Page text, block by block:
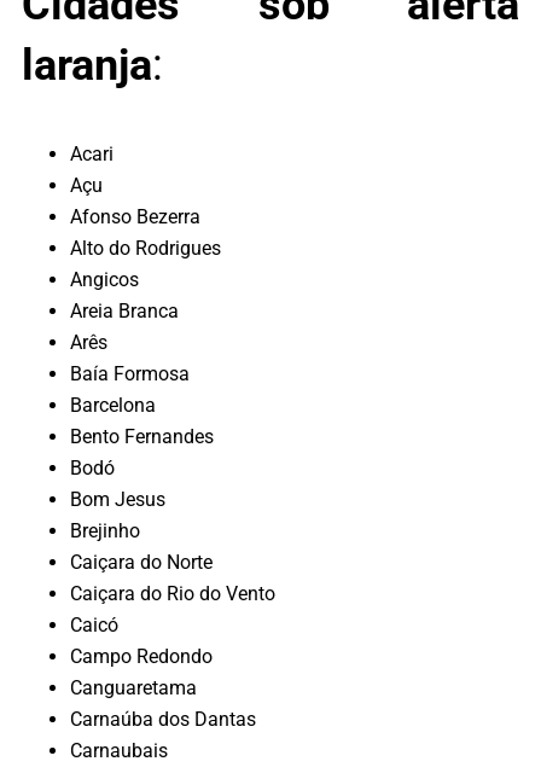
laranja:
Acari
Açu
Afonso Bezerra
Alto do Rodrigues
Angicos
Areia Branca
Arês
Baía Formosa
Barcelona
Bento Fernandes
Bodó
Bom Jesus
Brejinho
Caiçara do Norte
Caiçara do Rio do Vento
Caicó
Campo Redondo
Canguaretama
Carnaúba dos Dantas
Carnaubais